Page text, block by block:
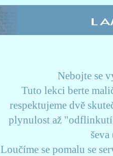
Nebojte se
Tuto lekci berte
respektujeme dvě
plynulost až
Loučíme se pomalu se